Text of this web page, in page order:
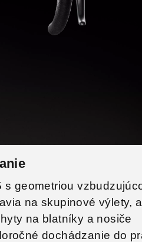
s geometriou
na skupinové výlety,
na blatníky a nosiče
dochádzanie do